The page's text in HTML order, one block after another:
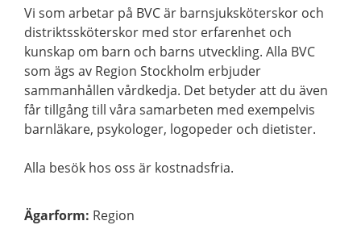
Vi som arbetar på BVC är barnsjuksköterskor och
distriktssköterskor med stor erfarenhet och
kunskap om barn och barns utveckling. Alla BVC
som ägs av Region Stockholm erbjuder
sammanhållen vårdkedja. Det betyder att du även
får tillgång till våra samarbeten med exempelvis
barnläkare, psykologer, logopeder och dietister.
Alla besök hos oss är kostnadsfria.
Ägarform: Region